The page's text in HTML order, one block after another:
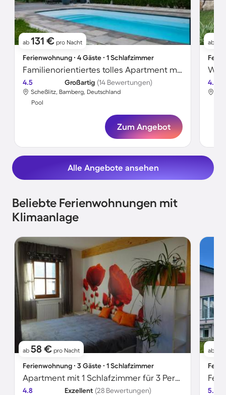
ab 131 € pro Nacht
Ferienwohnung ∙ 4 Gäste ∙ 1 Schlafzimmer
Familienorientiertes tolles Apartment mit Garten, Pool und Terrasse
4.5 Großartig (14 Bewertungen)
Scheßlitz, Bamberg, Deutschland
Pool
Zum Angebot
ab
4.0
Alle Angebote ansehen
Beliebte Ferienwohnungen mit
Klimaanlage
ab 58 € pro Nacht
Ferienwohnung ∙ 3 Gäste ∙ 1 Schlafzimmer
Apartment mit 1 Schlafzimmer für 3 Personen
4.8 Exzellent (28 Bewertungen)
ab
5.0